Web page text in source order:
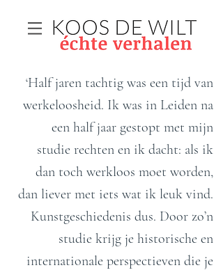
‘Half jaren tachtig was een tijd van
werkeloosheid. Ik was in Leiden na
een half jaar gestopt met mijn
studie rechten en ik dacht: als ik
dan toch werkloos moet worden,
dan liever met iets wat ik leuk vind.
Kunstgeschiedenis dus. Door zo’n
studie krijg je historische en
internationale perspectieven die je